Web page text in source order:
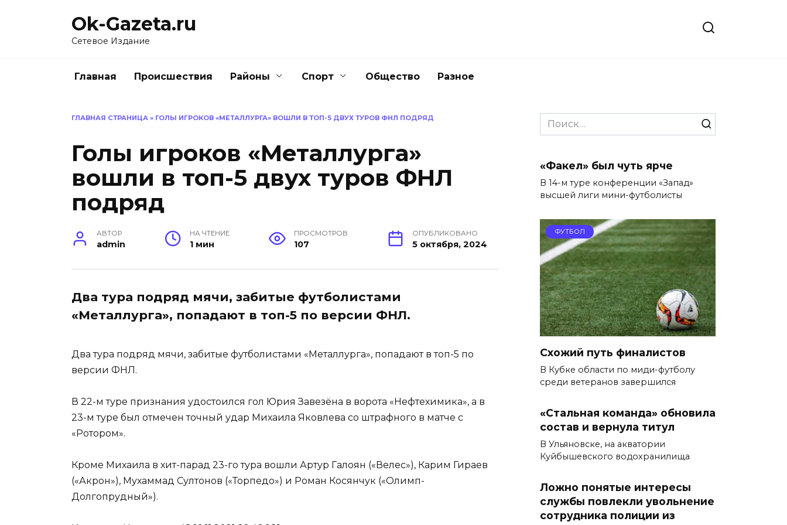
Ok-Gazeta.ru
Сетевое Издание
Главная Происшествия Районы Спорт Общество Разное
ГЛАВНАЯ СТРАНИЦА » ГОЛЫ ИГРОКОВ «МЕТАЛЛУРГА» ВОШЛИ В ТОП-5 ДВУХ ТУРОВ ФНЛ ПОДРЯД
Голы игроков «Металлурга»
вошли в топ-5 двух туров ФНЛ
подряд
АВТОР
admin
НА ЧТЕНИЕ
1 мин
ПРОСМОТРОВ
107
ОПУБЛИКОВАНО
5 октября, 2024
Два тура подряд мячи, забитые футболистами
«Металлурга», попадают в топ-5 по версии ФНЛ.
Два тура подряд мячи, забитые футболистами «Металлурга», попадают в топ-5 по
версии ФНЛ.
В 22-м туре признания удостоился гол Юрия Завезёна в ворота «Нефтехимика», а в
23-м туре был отмечен точный удар Михаила Яковлева со штрафного в матче с
«Ротором».
Кроме Михаила в хит-парад 23-го тура вошли Артур Галоян («Велес»), Карим Гираев
(«Акрон»), Мухаммад Султонов («Торпедо») и Роман Косянчук («Олимп-
Долгопрудный»).
Search
for:
«Факел» был чуть ярче
В 14-м туре конференции «Запад»
высшей лиги мини-футболисты
ФУТБОЛ
Схожий путь финалистов
В Кубке области по миди-футболу
среди ветеранов завершился
«Стальная команда» обновила
состав и вернула титул
В Ульяновске, на акватории
Куйбышевского водохранилища
Ложно понятые интересы
службы повлекли увольнение
сотрудника полиции из